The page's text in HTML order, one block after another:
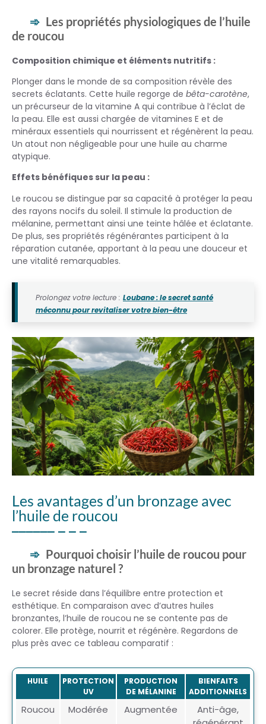
Les propriétés physiologiques de l’huile
de roucou
Composition chimique et éléments nutritifs :
Plonger dans le monde de sa composition révèle des
secrets éclatants. Cette huile regorge de bêta-carotène,
un précurseur de la vitamine A qui contribue à l’éclat de
la peau. Elle est aussi chargée de vitamines E et de
minéraux essentiels qui nourrissent et régénèrent la peau.
Un atout non négligeable pour une huile au charme
atypique.
Effets bénéfiques sur la peau :
Le roucou se distingue par sa capacité à protéger la peau
des rayons nocifs du soleil. Il stimule la production de
mélanine, permettant ainsi une teinte hâlée et éclatante.
De plus, ses propriétés régénérantes participent à la
réparation cutanée, apportant à la peau une douceur et
une vitalité remarquables.
Prolongez votre lecture : Loubane : le secret santé
méconnu pour revitaliser votre bien-être
Les avantages d’un bronzage avec
l’huile de roucou
Pourquoi choisir l’huile de roucou pour
un bronzage naturel ?
Le secret réside dans l’équilibre entre protection et
esthétique. En comparaison avec d’autres huiles
bronzantes, l’huile de roucou ne se contente pas de
colorer. Elle protège, nourrit et régénère. Regardons de
plus près avec ce tableau comparatif :
HUILE
PROTECTION
UV
PRODUCTION
DE MÉLANINE
BIENFAITS
ADDITIONNELS
Roucou Modérée Augmentée
Anti-âge,